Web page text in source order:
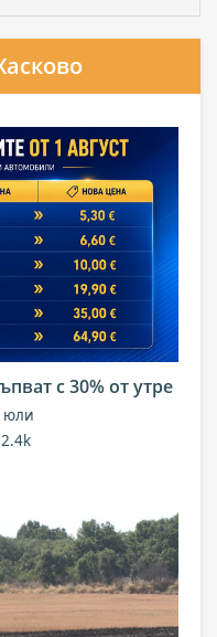
с 30% от утре
юли
2.4k